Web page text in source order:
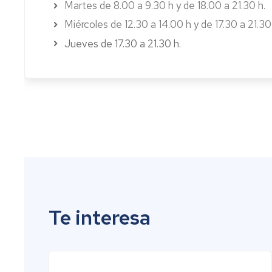
Martes de 8.00 a 9.30 h y de 18.00 a 21.30 h.
Miércoles de 12.30 a 14.00 h y de 17.30 a
Jueves de 17.30 a 21.30 h.
Te interesa